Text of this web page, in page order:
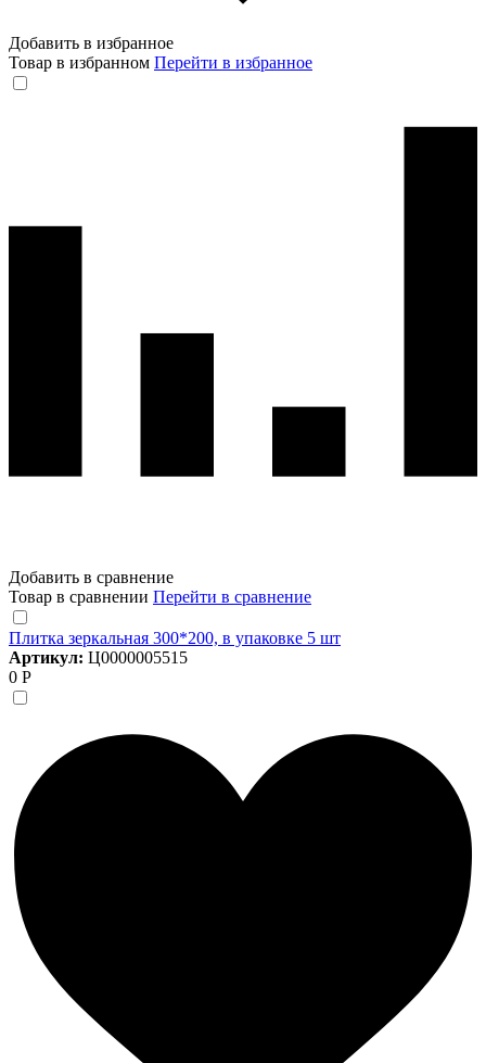
Добавить в избранное
Товар в избранном Перейти в избранное
Добавить в сравнение
Товар в сравнении Перейти в сравнение
Плитка зеркальная 300*200, в упаковке 5 шт
Артикул: Ц0000005515
0 Р